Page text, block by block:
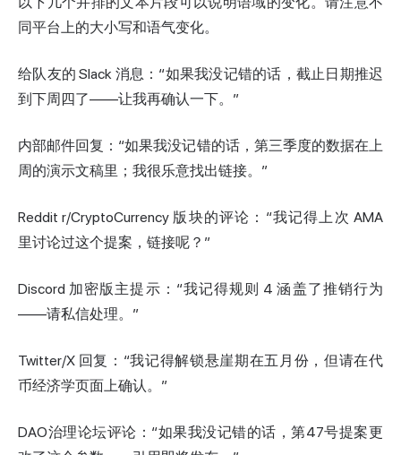
同平台上的大小写和语气变化。
给队友的 Slack 消息：“如果我没记错的话，截止日期推迟
到下周四了——让我再确认一下。”
内部邮件回复：“如果我没记错的话，第三季度的数据在上
周的演示文稿里；我很乐意找出链接。”
Reddit r/CryptoCurrency 版块的评论：“我记得上次 AMA
里讨论过这个提案，链接呢？”
Discord 加密版主提示：“我记得规则 4 涵盖了推销行为
——请私信处理。”
Twitter/X 回复：“我记得解锁悬崖期在五月份，但请在代
币经济学页面上确认。”
DAO治理论坛评论：“如果我没记错的话，第47号提案更